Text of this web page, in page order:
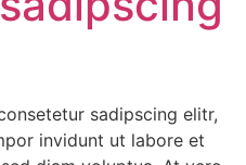
sadipscing elitr,
invidunt ut labore et